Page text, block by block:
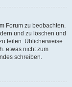
Forum zu beobachten.
und zu löschen und
teilen. Üblicherweise
etwas nicht zum
schreiben.